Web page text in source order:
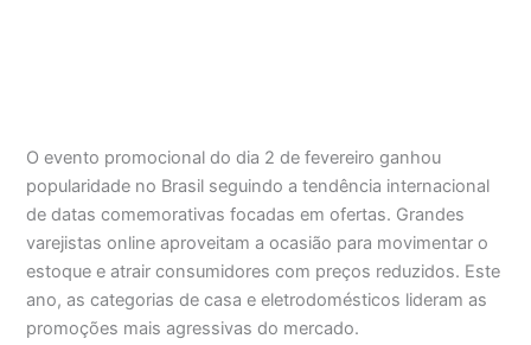
O evento promocional do dia 2 de fevereiro ganhou
popularidade no Brasil seguindo a tendência internacional
de datas comemorativas focadas em ofertas. Grandes
varejistas online aproveitam a ocasião para movimentar o
estoque e atrair consumidores com preços reduzidos. Este
ano, as categorias de casa e eletrodomésticos lideram as
promoções mais agressivas do mercado.